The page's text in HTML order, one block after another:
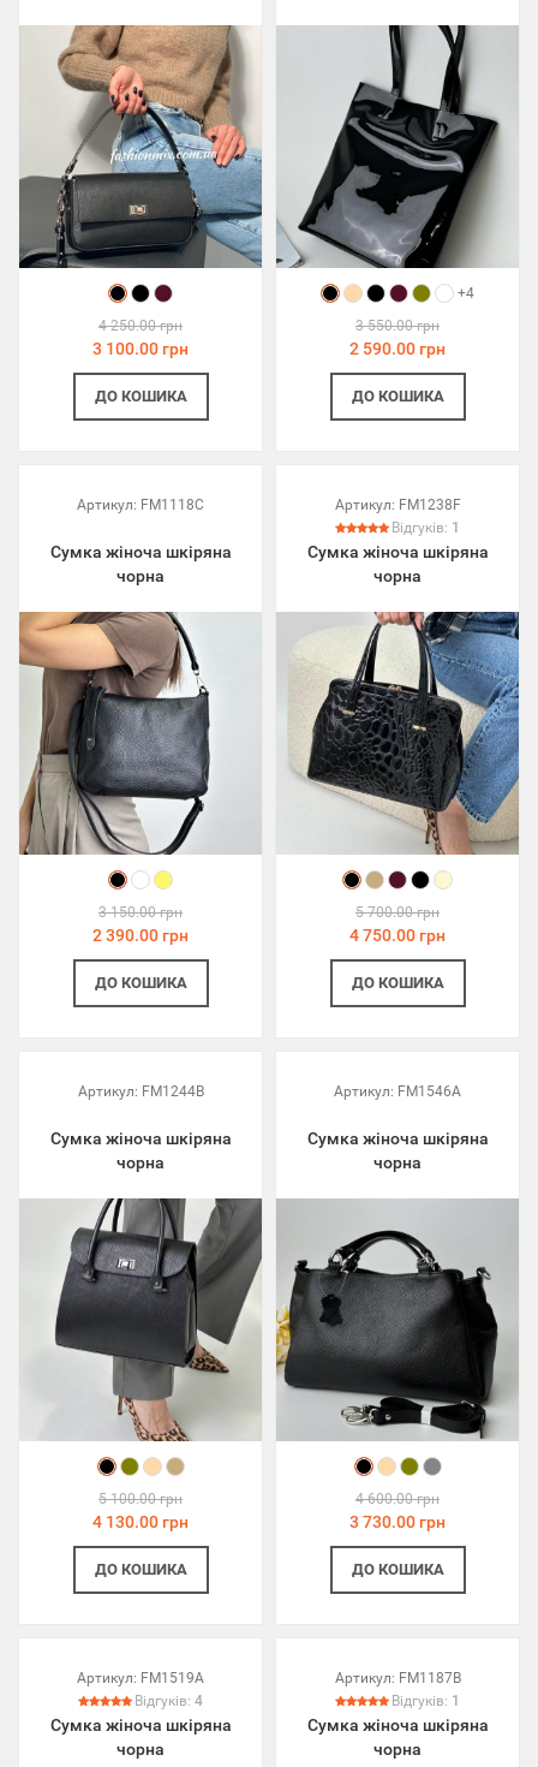
4 250.00 грн
3 100.00 грн
ДО КОШИКА
+4
3 550.00 грн
2 590.00 грн
ДО КОШИКА
Артикул: FM1118C
Сумка жіноча шкіряна
чорна
3 150.00 грн
2 390.00 грн
ДО КОШИКА
Артикул: FM1238F
Відгуків: 1
Сумка жіноча шкіряна
чорна
5 700.00 грн
4 750.00 грн
ДО КОШИКА
Артикул: FM1244B
Сумка жіноча шкіряна
чорна
5 100.00 грн
4 130.00 грн
ДО КОШИКА
Артикул: FM1546A
Сумка жіноча шкіряна
чорна
4 600.00 грн
3 730.00 грн
ДО КОШИКА
Артикул: FM1519A
Відгуків: 4
Сумка жіноча шкіряна
чорна
Артикул: FM1187B
Відгуків: 1
Сумка жіноча шкіряна
чорна